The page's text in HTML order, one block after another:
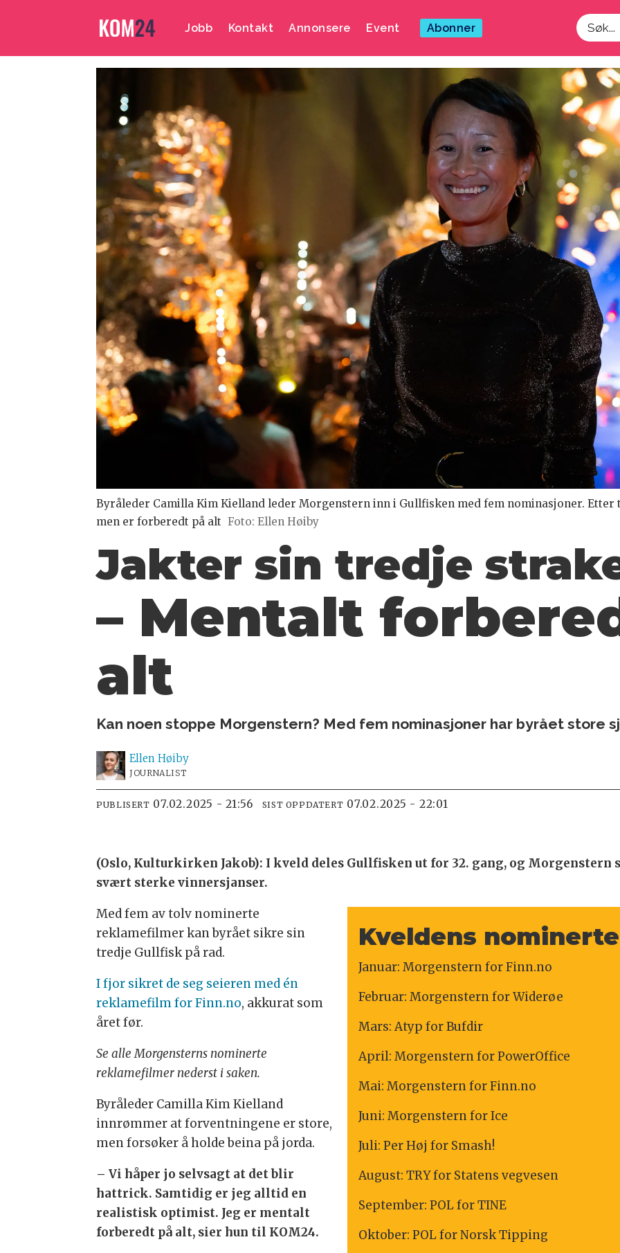
Jobb Kontakt Annonsere Event Abonner
Søk
Byråleder Camilla Kim Kielland leder Morgenstern inn i Gullfisken med fem nominasjoner.
men er forberedt på alt Foto: Ellen Høiby
Jakter sin tredje
– Mentalt
alt
Kan noen stoppe Morgenstern? Med fem nominasjoner har byrået store
Ellen Høiby
JOURNALIST
PUBLISERT 07.02.2025 - 21:56 SIST OPPDATERT 07.02.2025 - 22:01
(Oslo, Kulturkirken Jakob): I kveld deles Gullfisken ut for 32. gang, og
svært sterke vinnersjanser.
Kveldens
Januar: Morgenstern for Finn.no
Februar: Morgenstern for Widerøe
Mars: Atyp for Bufdir
April: Morgenstern for PowerOffice
Mai: Morgenstern for Finn.no
Juni: Morgenstern for Ice
Juli: Per Høj for Smash!
August: TRY for Statens vegvesen
September: POL for TINE
Oktober: POL for Norsk Tipping
Med fem av tolv nominerte
reklamefilmer kan byrået sikre sin
tredje Gullfisk på rad.
I fjor sikret de seg seieren med én
reklamefilm for Finn.no, akkurat som
året før.
Se alle Morgensterns nominerte
reklamefilmer nederst i saken.
Byråleder Camilla Kim Kielland
innrømmer at forventningene er store,
men forsøker å holde beina på jorda.
– Vi håper jo selvsagt at det blir
hattrick. Samtidig er jeg alltid en
realistisk optimist. Jeg er mentalt
forberedt på alt, sier hun til KOM24.